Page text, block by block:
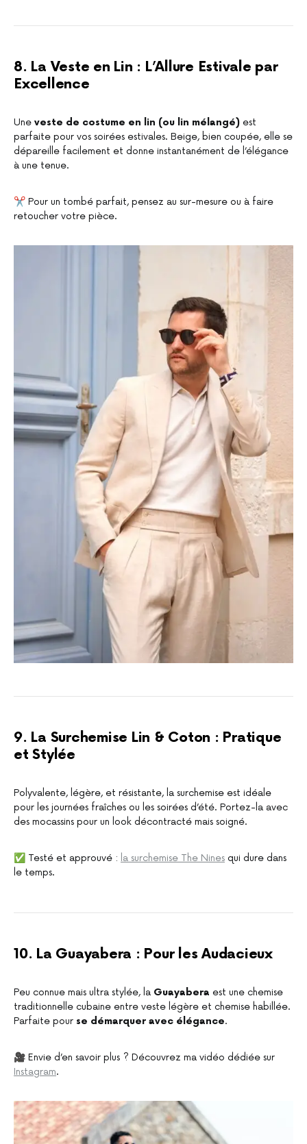
8. La Veste en Lin : L’Allure Estivale par
Excellence
Une veste de costume en lin (ou lin mélangé) est
parfaite pour vos soirées estivales. Beige, bien coupée, elle se
dépareille facilement et donne instantanément de l’élégance
à une tenue.
✂️ Pour un tombé parfait, pensez au sur-mesure ou à faire
retoucher votre pièce.
9. La Surchemise Lin & Coton : Pratique
et Stylée
Polyvalente, légère, et résistante, la surchemise est idéale
pour les journées fraîches ou les soirées d’été. Portez-la avec
des mocassins pour un look décontracté mais soigné.
✅ Testé et approuvé : la surchemise The Nines qui dure dans
le temps.
10. La Guayabera : Pour les Audacieux
Peu connue mais ultra stylée, la Guayabera est une chemise
traditionnelle cubaine entre veste légère et chemise habillée.
Parfaite pour se démarquer avec élégance.
🎥 Envie d’en savoir plus ? Découvrez ma vidéo dédiée sur
Instagram.